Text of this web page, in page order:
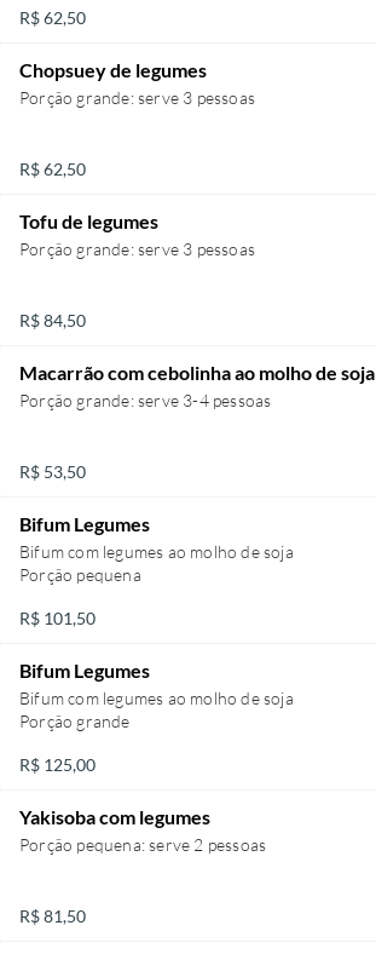
R$ 62,50
Chopsuey de legumes
Porção grande: serve 3 pessoas
R$ 62,50
Tofu de legumes
Porção grande: serve 3 pessoas
R$ 84,50
Macarrão com cebolinha ao molho de soja
Porção grande: serve 3-4 pessoas
R$ 53,50
Bifum Legumes
Bifum com legumes ao molho de soja
Porção pequena
R$ 101,50
Bifum Legumes
Bifum com legumes ao molho de soja
Porção grande
R$ 125,00
Yakisoba com legumes
Porção pequena: serve 2 pessoas
R$ 81,50